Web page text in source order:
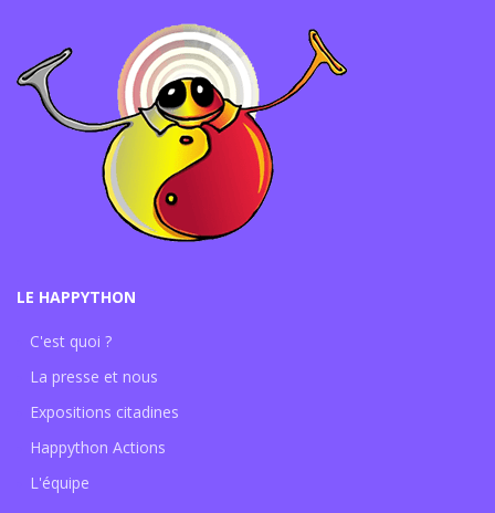
LE HAPPYTHON
C'est quoi ?
La presse et nous
Expositions citadines
Happython Actions
L'équipe